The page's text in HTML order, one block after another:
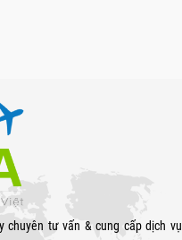
chuyên tư vấn & cung cấp dịch vụ